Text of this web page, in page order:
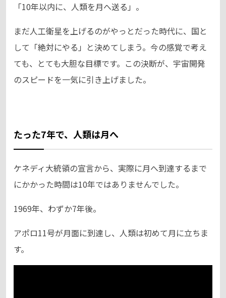
「10年以内に、人類を月へ送る」。
まだ人工衛星を上げるのがやっとだった時代に、国と
して「絶対にやる」と決めてしまう。今の感覚で考え
ても、とても大胆な目標です。この決断が、宇宙開発
のスピードを一気に引き上げました。
たった7年で、人類は月へ
ケネディ大統領の宣言から、実際に月へ到達するまで
にかかった時間は10年ではありませんでした。
1969年、わずか7年後。
アポロ11号が月面に到達し、人類は初めて月に立ちま
す。